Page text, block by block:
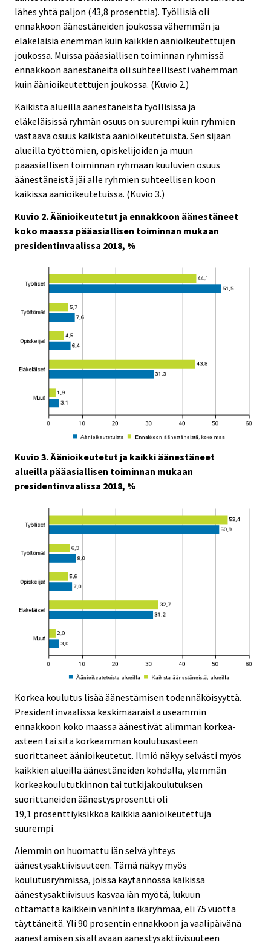
lähes yhtä paljon (43,8 prosenttia). Työllisiä oli
ennakkoon äänestäneiden joukossa vähemmän ja
eläkeläisiä enemmän kuin kaikkien äänioikeutettujen
joukossa. Muissa pääasiallisen toiminnan ryhmissä
ennakkoon äänestäneitä oli suhteellisesti vähemmän
kuin äänioikeutettujen joukossa. (Kuvio 2.)
Kaikista alueilla äänestäneistä työllisissä ja
eläkeläisissä ryhmän osuus on suurempi kuin ryhmien
vastaava osuus kaikista äänioikeutetuista. Sen sijaan
alueilla työttömien, opiskelijoiden ja muun
pääasiallisen toiminnan ryhmään kuuluvien osuus
äänestäneistä jäi alle ryhmien suhteellisen koon
kaikissa äänioikeutetuissa. (Kuvio 3.)
Kuvio 2. Äänioikeutetut ja ennakkoon äänestäneet
koko maassa pääasiallisen toiminnan mukaan
presidentinvaalissa 2018, %
Kuvio 3. Äänioikeutetut ja kaikki äänestäneet
alueilla pääasiallisen toiminnan mukaan
presidentinvaalissa 2018, %
Korkea koulutus lisää äänestämisen todennäköisyyttä.
Presidentinvaalissa keskimääräistä useammin
ennakkoon koko maassa äänestivät alimman korkea-
asteen tai sitä korkeamman koulutusasteen
suorittaneet äänioikeutetut. Ilmiö näkyy selvästi myös
kaikkien alueilla äänestäneiden kohdalla, ylemmän
korkeakoulututkinnon tai tutkijakoulutuksen
suorittaneiden äänestysprosentti oli
19,1 prosenttiyksikköä kaikkia äänioikeutettuja
suurempi.
Aiemmin on huomattu iän selvä yhteys
äänestysaktiivisuuteen. Tämä näkyy myös
koulutusryhmissä, joissa käytännössä kaikissa
äänestysaktiivisuus kasvaa iän myötä, lukuun
ottamatta kaikkein vanhinta ikäryhmää, eli 75 vuotta
täyttäneitä. Yli 90 prosentin ennakkoon ja vaalipäivänä
äänestämisen sisältävään äänestysaktiivisuuteen